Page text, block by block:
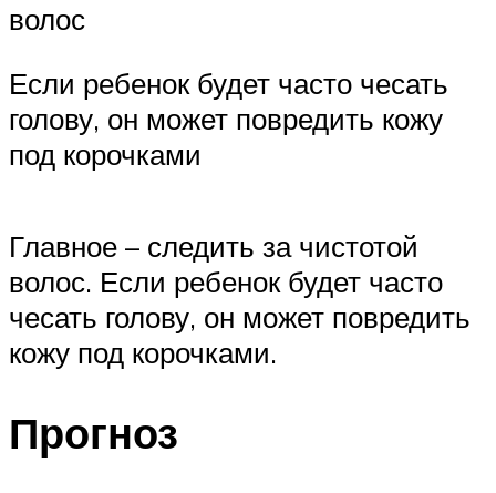
волос
Если ребенок будет часто чесать
голову, он может повредить кожу
под корочками
Главное – следить за чистотой
волос. Если ребенок будет часто
чесать голову, он может повредить
кожу под корочками.
Прогноз